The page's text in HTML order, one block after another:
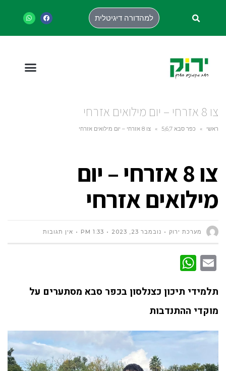
למהדורה דיגיטלית
צו 8 אזרחי – יום מילואים אזרחי
ראשי » כפר סבא 5,6,7 » צו 8 אזרחי – יום מילואים אזרחי
צו 8 אזרחי – יום
מילואים אזרחי
מערכת ירוק נובמבר 23, 2023 1:33 PM אין תגובות
Email
תלמידי תיכון כצנלסון בכפר סבא מסתערים על
מוקדי ההתנדבות